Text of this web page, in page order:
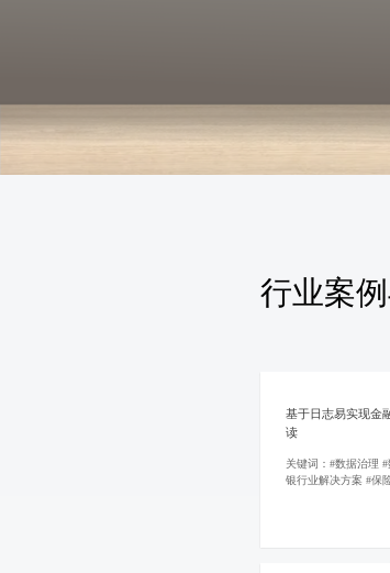
行业案
基于日志易实现金
读
关键词：#数据治理
银行业解决方案 #保